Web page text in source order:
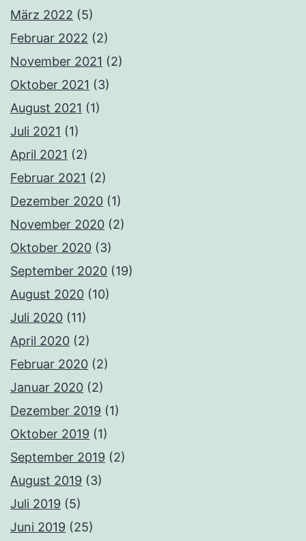
März 2022 (5)
Februar 2022 (2)
November 2021 (2)
Oktober 2021 (3)
August 2021 (1)
Juli 2021 (1)
April 2021 (2)
Februar 2021 (2)
Dezember 2020 (1)
November 2020 (2)
Oktober 2020 (3)
September 2020 (19)
August 2020 (10)
Juli 2020 (11)
April 2020 (2)
Februar 2020 (2)
Januar 2020 (2)
Dezember 2019 (1)
Oktober 2019 (1)
September 2019 (2)
August 2019 (3)
Juli 2019 (5)
Juni 2019 (25)